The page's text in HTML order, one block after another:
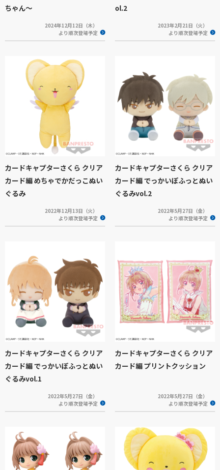
ちゃん～
2024年12月12日（木）
より順次登場予定
ol.2
2023年2月21日（火）
より順次登場予定
カードキャプターさくら クリア
カード編 めちゃでかだっこぬい
ぐるみ
2022年12月13日（火）
より順次登場予定
カードキャプターさくら クリア
カード編 でっかいぽふっとぬい
ぐるみvol.2
2022年5月27日（金）
より順次登場予定
カードキャプターさくら クリア
カード編 でっかいぽふっとぬい
ぐるみvol.1
2022年5月27日（金）
より順次登場予定
カードキャプターさくら クリア
カード編 プリントクッション
2022年5月27日（金）
より順次登場予定